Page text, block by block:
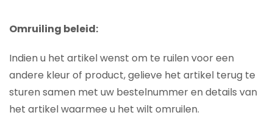
Omruiling beleid:
Indien u het artikel wenst om te ruilen voor een
andere kleur of product, gelieve het artikel terug te
sturen samen met uw bestelnummer en details van
het artikel waarmee u het wilt omruilen.